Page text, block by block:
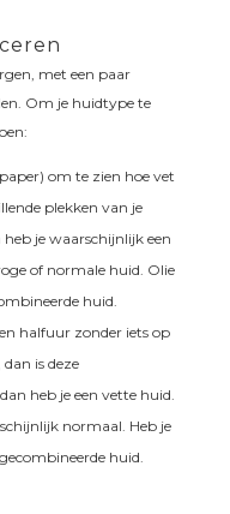
met een paar
Om je huidtype te
om te zien hoe vet
plekken van je
je waarschijnlijk een
of normale huid. Olie
huid.
halfuur zonder iets op
is deze
heb je een vette huid.
normaal. Heb je
huid.